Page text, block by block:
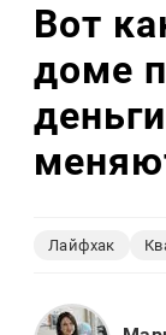
Вот
доме
Лайфхак